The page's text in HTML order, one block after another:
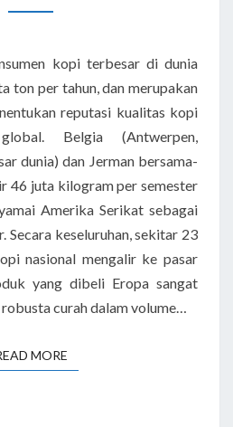
kopi terbesar di dunia
ton per tahun, dan merupakan
reputasi kualitas kopi
Belgia (Antwerpen,
dunia) dan Jerman bersama-
46 juta kilogram per semester
Amerika Serikat sebagai
Secara keseluruhan, sekitar 23
nasional mengalir ke pasar
yang dibeli Eropa sangat
curah dalam volume…
MOREREAD MORE